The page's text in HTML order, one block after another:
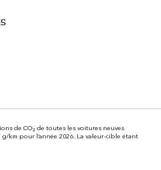
de CO₂ de toutes les voitures neuves
km pour l’année 2026. La valeur-cible étant